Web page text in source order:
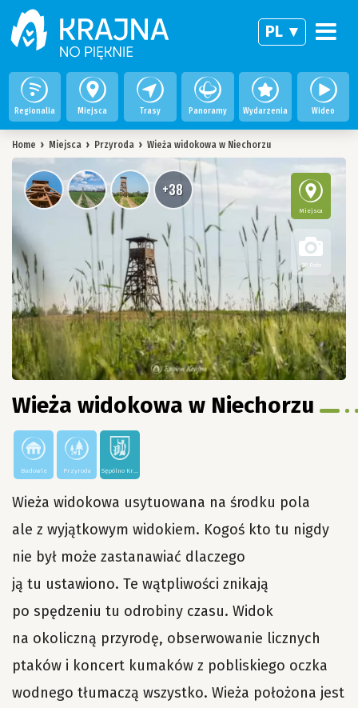
PL
Regionalia Miejsca Trasy Panoramy Wydarzenia Wideo
Home › Miejsca › Przyroda › Wieża widokowa w Niechorzu
+38
Wieża widokowa w Niechorzu
Miejsca
38 Foto
Budowle Przyroda
Wieża widokowa usytuowana na środku pola
ale z wyjątkowym widokiem. Kogoś kto tu nigdy
nie był może zastanawiać dlaczego
ją tu ustawiono. Te wątpliwości znikają
po spędzeniu tu odrobiny czasu. Widok
na okoliczną przyrodę, obserwowanie licznych
ptaków i koncert kumaków z pobliskiego oczka
wodnego tłumaczą wszystko. Wieża położona jest